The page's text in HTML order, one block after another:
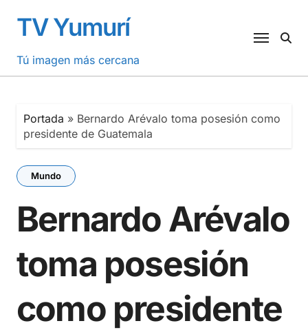
contenido
TV Yumurí
Tú imagen más cercana
Portada » Bernardo Arévalo toma posesión como
presidente de Guatemala
Mundo
Bernardo Arévalo
toma posesión
como presidente